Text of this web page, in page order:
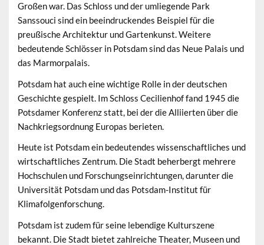
Großen war. Das Schloss und der umliegende Park
Sanssouci sind ein beeindruckendes Beispiel für die
preußische Architektur und Gartenkunst. Weitere
bedeutende Schlösser in Potsdam sind das Neue Palais und
das Marmorpalais.
Potsdam hat auch eine wichtige Rolle in der deutschen
Geschichte gespielt. Im Schloss Cecilienhof fand 1945 die
Potsdamer Konferenz statt, bei der die Alliierten über die
Nachkriegsordnung Europas berieten.
Heute ist Potsdam ein bedeutendes wissenschaftliches und
wirtschaftliches Zentrum. Die Stadt beherbergt mehrere
Hochschulen und Forschungseinrichtungen, darunter die
Universität Potsdam und das Potsdam-Institut für
Klimafolgenforschung.
Potsdam ist zudem für seine lebendige Kulturszene
bekannt. Die Stadt bietet zahlreiche Theater, Museen und